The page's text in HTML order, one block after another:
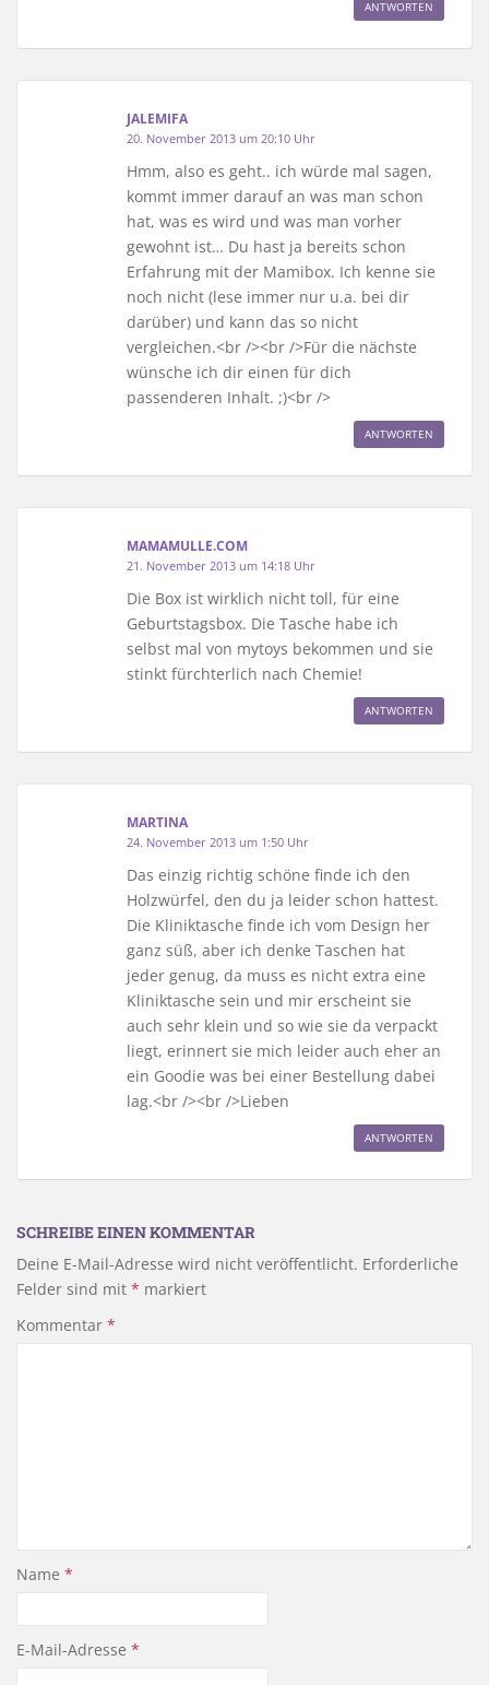
ANTWORTEN
JALEMIFA
20. November 2013 um 20:10 Uhr
Hmm, also es geht.. ich würde mal sagen,
kommt immer darauf an was man schon
hat, was es wird und was man vorher
gewohnt ist… Du hast ja bereits schon
Erfahrung mit der Mamibox. Ich kenne sie
noch nicht (lese immer nur u.a. bei dir
darüber) und kann das so nicht
vergleichen.<br /><br />Für die nächste
wünsche ich dir einen für dich
passenderen Inhalt. ;)<br />
ANTWORTEN
MAMAMULLE.COM
21. November 2013 um 14:18 Uhr
Die Box ist wirklich nicht toll, für eine
Geburtstagsbox. Die Tasche habe ich
selbst mal von mytoys bekommen und sie
stinkt fürchterlich nach Chemie!
ANTWORTEN
MARTINA
24. November 2013 um 1:50 Uhr
Das einzig richtig schöne finde ich den
Holzwürfel, den du ja leider schon hattest.
Die Kliniktasche finde ich vom Design her
ganz süß, aber ich denke Taschen hat
jeder genug, da muss es nicht extra eine
Kliniktasche sein und mir erscheint sie
auch sehr klein und so wie sie da verpackt
liegt, erinnert sie mich leider auch eher an
ein Goodie was bei einer Bestellung dabei
lag.<br /><br />Lieben
ANTWORTEN
SCHREIBE EINEN KOMMENTAR
Deine E-Mail-Adresse wird nicht veröffentlicht. Erforderliche
Felder sind mit * markiert
Kommentar *
Name *
E-Mail-Adresse *